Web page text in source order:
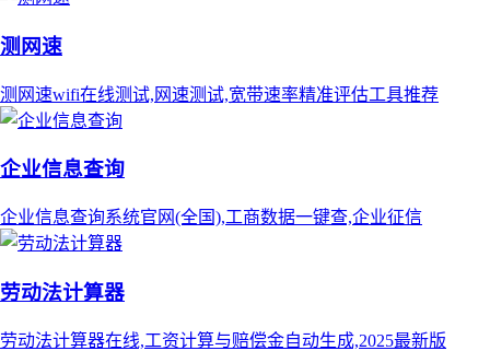
测网速
测网速wifi在线测试,网速测试,宽带速率精准评估工具推荐
企业信息查询
企业信息查询系统官网(全国),工商数据一键查,企业征信
劳动法计算器
劳动法计算器在线,工资计算与赔偿金自动生成,2025最新版